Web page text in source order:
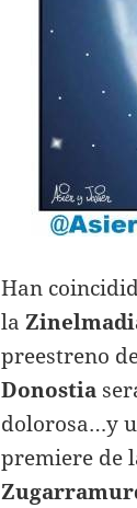
Han
la
preestreno
Donostia
dolorosa…y
premiere de